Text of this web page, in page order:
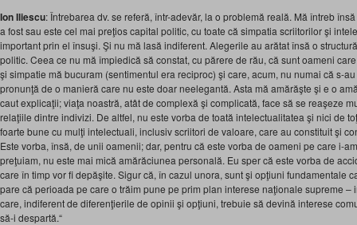
Ion Iliescu: Întrebarea dv. se referă, într-adevăr, la o problemă reală. Mă întreb
a fost sau este cel mai preţios capital politic, cu toate că simpatia scriitorilor şi
important prin el însuşi. Şi nu mă lasă indiferent. Alegerile au arătat însă o
politic. Ceea ce nu mă împiedică să constat, cu părere de rău, că sunt oameni
şi simpatie mă bucuram (sentimentul era reciproc) şi care, acum, nu numai că s-
pronunţă de o manieră care nu este doar neelegantă. Asta mă amărăşte şi e o
caut explicaţii; viaţa noastră, atât de complexă şi complicată, face să se reaşeze
relaţiile dintre indivizi. De altfel, nu este vorba de toată intelectualitatea şi nici de
foarte bune cu mulţi intelectuali, inclusiv scriitori de valoare, care au constituit şi
Este vorba, însă, de unii oamenii; dar, pentru că este vorba de oameni pe care i-
preţuiam, nu este mai mică amărăciunea personală. Eu sper că este vorba de
care în timp vor fi depăşite. Sigur că, în cazul unora, sunt şi opţiuni fundamentale
pare că perioada pe care o trăim pune pe prim plan interese naţionale supreme –
care, indiferent de diferenţierile de opinii şi opţiuni, trebuie să devină interese
să-i despartă.“